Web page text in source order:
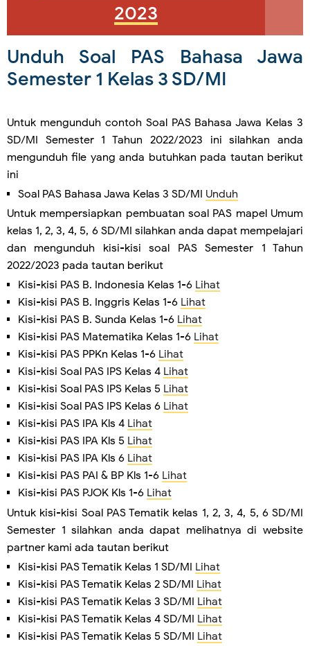
2023
Unduh Soal PAS Bahasa Jawa
Semester 1 Kelas 3 SD/MI
Untuk mengunduh contoh Soal PAS Bahasa Jawa Kelas 3
SD/MI Semester 1 Tahun 2022/2023 ini silahkan anda
mengunduh file yang anda butuhkan pada tautan berikut
ini
Soal PAS Bahasa Jawa Kelas 3 SD/MI Unduh
Untuk mempersiapkan pembuatan soal PAS mapel Umum
kelas 1, 2, 3, 4, 5, 6 SD/MI silahkan anda dapat mempelajari
dan mengunduh kisi-kisi soal PAS Semester 1 Tahun
2022/2023 pada tautan berikut
Kisi-kisi PAS B. Indonesia Kelas 1-6 Lihat
Kisi-kisi PAS B. Inggris Kelas 1-6 Lihat
Kisi-kisi PAS B. Sunda Kelas 1-6 Lihat
Kisi-kisi PAS Matematika Kelas 1-6 Lihat
Kisi-kisi PAS PPKn Kelas 1-6 Lihat
Kisi-kisi Soal PAS IPS Kelas 4 Lihat
Kisi-kisi Soal PAS IPS Kelas 5 Lihat
Kisi-kisi Soal PAS IPS Kelas 6 Lihat
Kisi-kisi PAS IPA Kls 4 Lihat
Kisi-kisi PAS IPA Kls 5 Lihat
Kisi-kisi PAS IPA Kls 6 Lihat
Kisi-kisi PAS PAI & BP Kls 1-6 Lihat
Kisi-kisi PAS PJOK Kls 1-6 Lihat
Untuk kisi-kisi Soal PAS Tematik kelas 1, 2, 3, 4, 5, 6 SD/MI
Semester 1 silahkan anda dapat melihatnya di website
partner kami ada tautan berikut
Kisi-kisi PAS Tematik Kelas 1 SD/MI Lihat
Kisi-kisi PAS Tematik Kelas 2 SD/MI Lihat
Kisi-kisi PAS Tematik Kelas 3 SD/MI Lihat
Kisi-kisi PAS Tematik Kelas 4 SD/MI Lihat
Kisi-kisi PAS Tematik Kelas 5 SD/MI Lihat